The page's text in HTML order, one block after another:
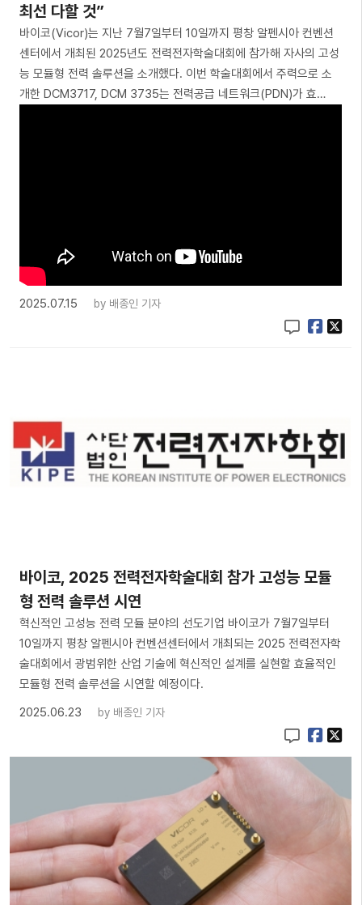
최선 다할 것”
바이코(Vicor)는 지난 7월7일부터 10일까지 평창 알펜시아 컨벤션
센터에서 개최된 2025년도 전력전자학술대회에 참가해 자사의 고성
능 모듈형 전력 솔루션을 소개했다. 이번 학술대회에서 주력으로 소
개한 DCM3717, DCM 3735는 전력공급 네트워크(PDN)가 효…
2025.07.15 by 배종인 기자
바이코, 2025 전력전자학술대회 참가 고성능 모듈
형 전력 솔루션 시연
혁신적인 고성능 전력 모듈 분야의 선도기업 바이코가 7월7일부터
10일까지 평창 알펜시아 컨벤션센터에서 개최되는 2025 전력전자학
술대회에서 광범위한 산업 기술에 혁신적인 설계를 실현할 효율적인
모듈형 전력 솔루션을 시연할 예정이다.
2025.06.23
by 배종인 기자